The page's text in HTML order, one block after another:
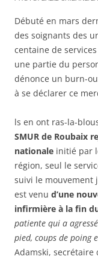
Débuté en mars
des soignants des
centaine de
une partie du
dénonce un burn-
à se déclarer ce
ls en ont ras-la-
SMUR de Roubaix
nationale initié par
région, seul le
suivi le mouvement
est venu d’une
infirmière à la fin
patiente qui a
pied, coups de poing
Adamski, secrétaire